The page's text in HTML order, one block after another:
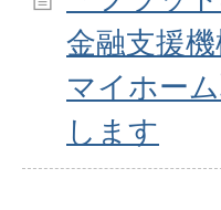
金融支援
マイホー
します